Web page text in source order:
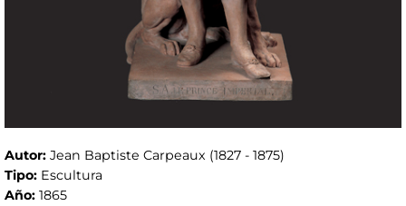
Autor: Jean Baptiste Carpeaux (1827 - 1875)
Tipo: Escultura
Año: 1865